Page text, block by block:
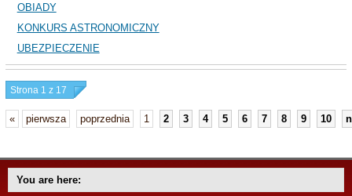
OBIADY
KONKURS ASTRONOMICZNY
UBEZPIECZENIE
Strona 1 z 17
« pierwsza poprzednia 1 2 3 4 5 6 7 8 9 10
You are here: